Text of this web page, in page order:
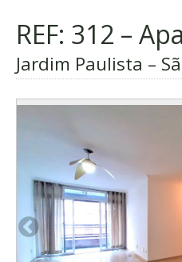
REF: 312 –
Jardim Paulista –